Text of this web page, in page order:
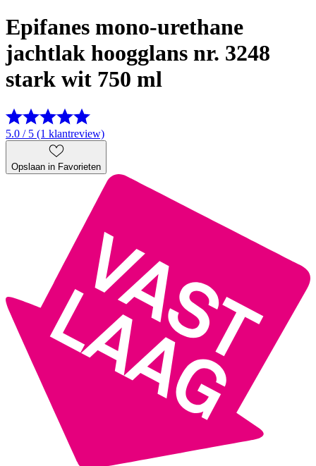
Epifanes mono-urethane
jachtlak hoogglans nr. 3248
stark wit 750 ml
5.0 / 5 (1 klantreview)
Opslaan in Favorieten